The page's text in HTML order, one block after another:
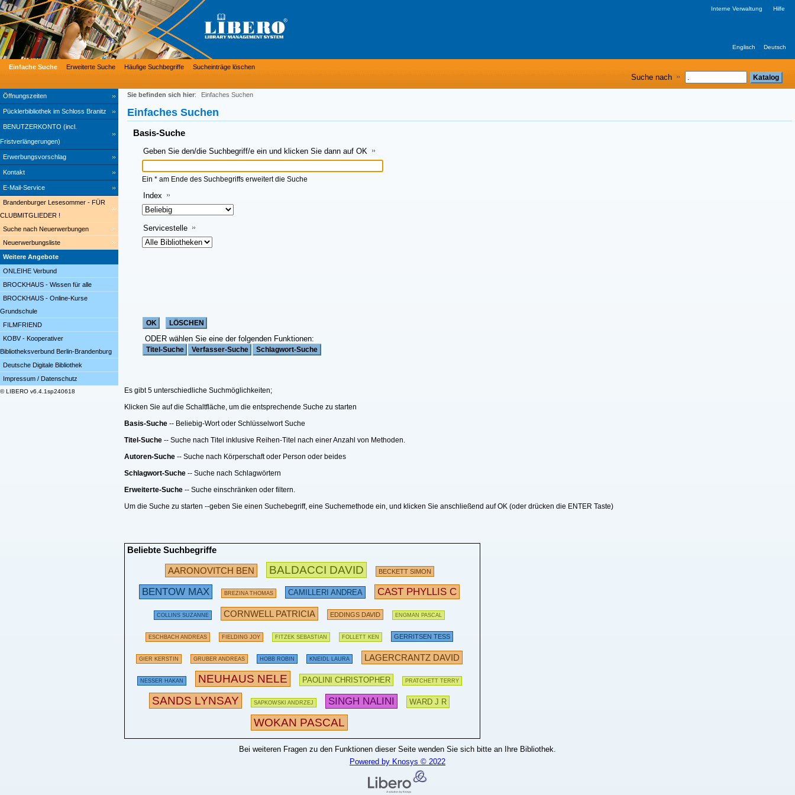
Öffnungszeiten
Pücklerbibliothek im Schloss Branitz
BENUTZERKONTO (incl.
Fristverlängerungen)
Erwerbungsvorschlag
Kontakt
E-Mail-Service
Einfache Suche Erweiterte Suche Häufige Suchbegriffe Sucheinträge löschen
Interne Verwaltung Hilfe
Englisch Deutsch
Brandenburger Lesesommer - FÜR
CLUBMITGLIEDER !
Suche nach Neuerwerbungen
Neuerwerbungsliste
Weitere Angebote
ONLEIHE Verbund
BROCKHAUS - Wissen für alle
BROCKHAUS - Online-Kurse
Grundschule
FILMFRIEND
KOBV - Kooperativer
Bibliotheksverbund Berlin-Brandenburg
Deutsche Digitale Bibliothek
Impressum / Datenschutz
© LIBERO v6.4.1sp240618
Sie befinden sich hier: Einfaches Suchen
Einfaches Suchen
Basis-Suche
Servicestelle
Geben Sie den/die Suchbegriff/e ein und klicken Sie dann auf OK
Index
Ein * am Ende des Suchbegriffs erweitert die Suche
ODER wählen Sie eine der folgenden Funktionen:
Es gibt 5 unterschiedliche Suchmöglichkeiten;
Klicken Sie auf die Schaltfläche, um die entsprechende Suche zu starten
Basis-Suche -- Beliebig-Wort oder Schlüsselwort Suche
Titel-Suche -- Suche nach Titel inklusive Reihen-Titel nach einer Anzahl von Methoden.
Autoren-Suche -- Suche nach Körperschaft oder Person oder beides
Schlagwort-Suche -- Suche nach Schlagwörtern
Erweiterte-Suche -- Suche einschränken oder filtern.
Um die Suche zu starten --geben Sie einen Suchebegriff, eine Suchemethode ein, und klicken Sie anschließend auf OK (oder drücken die ENTER Taste)
Beliebte Suchbegriffe
AARONOVITCH BEN BALDACCI DAVID BECKETT SIMON
BENTOW MAX BREZINA THOMAS CAMILLERI ANDREA CAST PHYLLIS C
COLLINS SUZANNE CORNWELL PATRICIA EDDINGS DAVID ENGMAN PASCAL
ESCHBACH ANDREAS FIELDING JOY FITZEK SEBASTIAN FOLLETT KEN GERRITSEN TESS
GIER KERSTIN GRUBER ANDREAS HOBB ROBIN KNEIDL LAURA LAGERCRANTZ DAVID
NESSER HAKAN NEUHAUS NELE PAOLINI CHRISTOPHER PRATCHETT TERRY
SANDS LYNSAY SAPKOWSKI ANDRZEJ SINGH NALINI WARD J R
WOKAN PASCAL
Bei weiteren Fragen zu den Funktionen dieser Seite wenden Sie sich bitte an Ihre Bibliothek.
Powered by Knosys © 2022
Suche nach